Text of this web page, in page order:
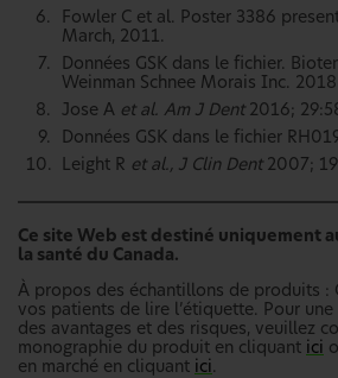
Fowler C et al. Poster 3386
March, 2011.
Données GSK dans le fichier.
Weinman Schnee Morais Inc. 2018
Jose A et al. Am J Dent 2016;
Données GSK dans le fichier
Leight R et al., J Clin Dent 2007;
Ce site Web est destiné uniquement
la santé du Canada.
À propos des échantillons de produits :
vos patients de lire l’étiquette. Pour
des avantages et des risques, veuillez
monographie du produit en cliquant ici
en marché en cliquant ici.